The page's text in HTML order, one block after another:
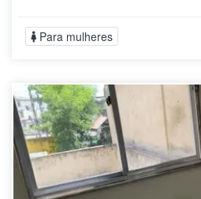
Para mulheres